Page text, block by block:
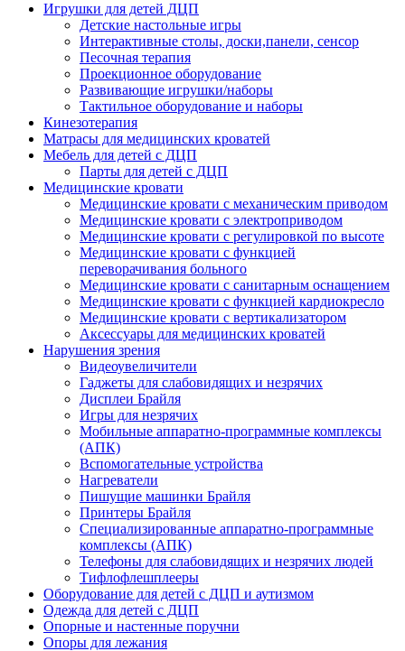
Игрушки для детей ДЦП
Детские настольные игры
Интерактивные столы, доски,панели, сенсор
Песочная терапия
Проекционное оборудование
Развивающие игрушки/наборы
Тактильное оборудование и наборы
Кинезотерапия
Матрасы для медицинских кроватей
Мебель для детей с ДЦП
Парты для детей с ДЦП
Медицинские кровати
Медицинские кровати с механическим приводом
Медицинские кровати с электроприводом
Медицинские кровати с регулировкой по высоте
Медицинские кровати с функцией
переворачивания больного
Медицинские кровати с санитарным оснащением
Медицинские кровати с функцией кардиокресло
Медицинские кровати с вертикализатором
Аксессуары для медицинских кроватей
Нарушения зрения
Видеоувеличители
Гаджеты для слабовидящих и незрячих
Дисплеи Брайля
Игры для незрячих
Мобильные аппаратно-программные комплексы
(АПК)
Вспомогательные устройства
Нагреватели
Пишущие машинки Брайля
Принтеры Брайля
Специализированные аппаратно-программные
комплексы (АПК)
Телефоны для слабовидящих и незрячих людей
Тифлофлешплееры
Оборудование для детей с ДЦП и аутизмом
Одежда для детей с ДЦП
Опорные и настенные поручни
Опоры для лежания